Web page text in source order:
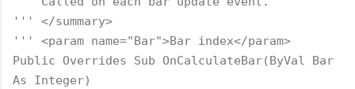
''' </summary>
''' <param name="Bar">Bar index</param>
Public Overrides Sub OnCalculateBar(ByVal Bar
As Integer)